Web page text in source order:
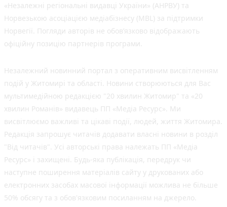
«Незалежні регіональні видавці України» (АНРВУ) та
Норвезькою асоціацією медіабізнесу (MBL) за підтримки
Норвегії. Погляди авторів не обов’язково відображають
офіційну позицію партнерів програми.
Незалежний новинний портал з оперативним висвітленням
подій у Житомирі та області. Новини створюються для Вас
мультимедійною редакцією "20 хвилин Житомир" та «20
хвилин Романів» видавець ПП «Медіа Ресурс». Ми
висвітлюємо важливі та цікаві події, людей, життя Житомира.
Редакція запрошує читачів додавати власні новини в розділ
"Від читачів". Усі авторські права належать ПП «Медіа
Ресурс» і захищені. Будь-яка публiкацiя, передрук чи
наступне поширення матеріалів сайту у друкованих або
електронних засобах масової інформації можлива не більше
50% обсягу та з обов'язковим посиланням на джерело.